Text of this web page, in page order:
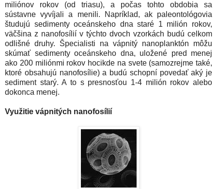
miliónov rokov (od triasu), a počas tohto obdobia sa
sústavne vyvíjali a menili. Napríklad, ak paleontológovia
študujú sedimenty oceánskeho dna staré 1 milión rokov,
väčšina z nanofosílií v týchto dvoch vzorkách budú celkom
odlišné druhy. Špecialisti na vápnitý nanoplanktón môžu
skúmať sedimenty oceánskeho dna, uložené pred menej
ako 200 miliónmi rokov hocikde na svete (samozrejme také,
ktoré obsahujú nanofosílie) a budú schopní povedať aký je
sediment starý. A to s presnosťou 1-4 milión rokov alebo
dokonca menej.
Využitie vápnitých nanofosílií